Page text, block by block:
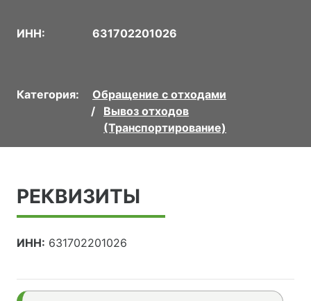
ИНН: 631702201026
Категория:
Обращение с отходами
Вывоз отходов
(Транспортирование)
РЕКВИЗИТЫ
ИНН: 631702201026